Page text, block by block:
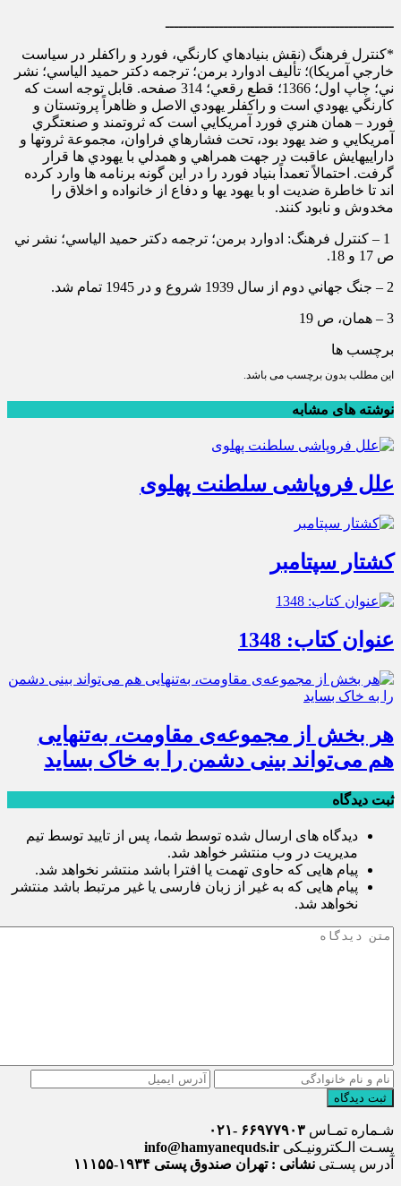
ـــــــــــــــــــــــــــــــــــــــــــــــــــ
*كنترل فرهنگ (نقش بنيادهاي كارنگي، فورد و راكفلر در سياست
خارجي آمريكا)؛ تأليف ادوارد برمن؛ ترجمه دكتر حميد الياسي؛ نشر
ني؛ چاپ اول؛ 1366؛ قطع رقعي؛ 314 صفحه. قابل توجه است كه
كارنگي يهودي است و راكفلر يهودي الاصل و ظاهراً پروتستان و
فورد – همان هنري فورد آمريكايي است كه ثروتمند و صنعتگري
آمريكايي و ضد يهود بود، تحت فشارهاي فراوان، مجموعة ثروتها و
داراييهايش عاقبت در جهت همراهي و همدلي با يهودي ها قرار
گرفت. احتمالاً تعمداً بنياد فورد را در اين گونه برنامه ها وارد كرده
اند تا خاطرة ضديت او با يهود يها و دفاع از خانواده و اخلاق را
مخدوش و نابود كنند.
1 – كنترل فرهنگ: ادوارد برمن؛ ترجمه دكتر حميد الياسي؛ نشر ني
ص 17 و 18.
2 – جنگ جهاني دوم از سال 1939 شروع و در 1945 تمام شد.
3 – همان، ص 19
برچسب ها
این مطلب بدون برچسب می باشد.
نوشته های مشابه
علل فروپاشی سلطنت پهلوی
کشتار سپتامبر
عنوان کتاب: 1348
هر بخش از مجموعه‌ی مقاومت، به‌تنهایی
هم می‌تواند بینی دشمن را به خاک بساید
ثبت دیدگاه
دیدگاه های ارسال شده توسط شما، پس از تایید توسط تیم
مدیریت در وب منتشر خواهد شد.
پیام هایی که حاوی تهمت یا افترا باشد منتشر نخواهد شد.
پیام هایی که به غیر از زبان فارسی یا غیر مرتبط باشد منتشر
نخواهد شد.
ثبت دیدگاه
شـماره تمـاس ۶۶۹۷۷۹۰۳ -۰۲۱
پسـت الـکترونیـکی info@hamyanequds.ir
آدرس پسـتی نشانی : تهران صندوق پستی ۱۹۳۴-۱۱۱۵۵